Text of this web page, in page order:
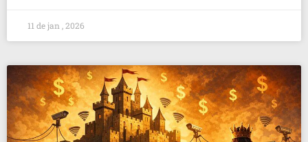
11 de jan , 2026